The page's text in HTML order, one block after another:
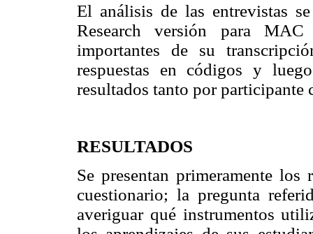
El análisis de las entrevistas
Research versión para
importantes de su
respuestas en códigos y
resultados tanto por participante
RESULTADOS
Se presentan primeramente
cuestionario; la pregunta
averiguar qué instrumentos